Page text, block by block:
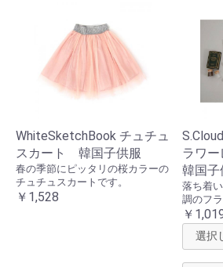
WhiteSketchBook チュチュ
スカート 韓国子供服
春の季節にピッタリの桜カラーの
チュチュスカートです。
￥1,528
ラワ
韓国子
落ち着
調のフ
￥
お買い物を続ける カ